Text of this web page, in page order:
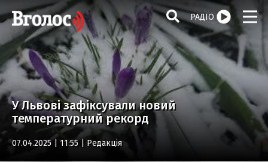
РАДІО
У Львові зафіксували новий
температурний рекорд
07.04.2025 | 11:55 | Редакція